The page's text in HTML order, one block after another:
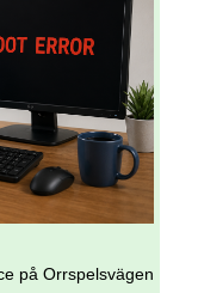
på Orrspelsvägen